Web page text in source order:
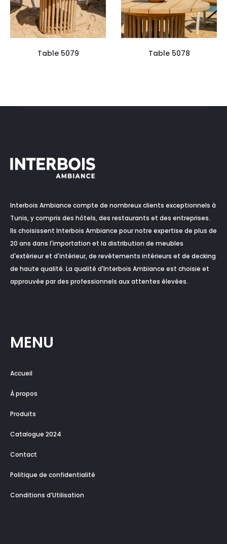
Table 5079 Table 5078
Interbois Ambiance compte de nombreux clients exceptionnels à
Tunis, y compris des hôtels, des restaurants et des entreprises.
Ils choisissent Interbois Ambiance pour notre expertise de plus de
20 ans dans l'importation et la distribution de meubles
d'extérieur et d'intérieur, de revêtements intérieurs et de decking
de haute qualité. La qualité d'Interbois Ambiance est choisie et
approuvée par des professionnels aux attentes élevées.
MENU
Accueil
À propos
Produits
Catalogue 2024
Contact
Politique de confidentialité
Conditions d’Utilisation